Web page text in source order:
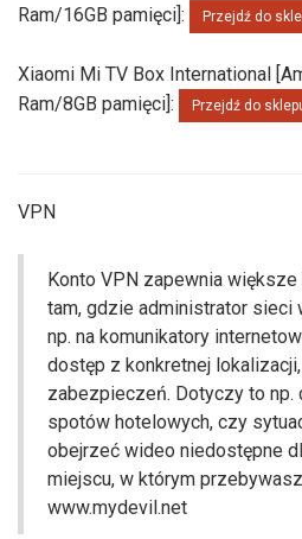
Ram/16GB pamięci]:
Przejdź do
Xiaomi Mi TV Box International
Ram/8GB pamięci]:
Przejdź do
VPN
Konto VPN zapewnia
tam, gdzie administrator sieci
np. na komunikatory
dostęp z konkretnej
zabezpieczeń. Dotyczy to np.
spotów hotelowych, czy
obejrzeć wideo niedostępne
miejscu, w którym
www.mydevil.net